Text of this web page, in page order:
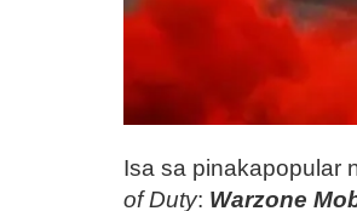
Isa sa pinakapopular
of Duty: Warzone